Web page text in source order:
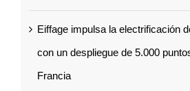
Eiffage impulsa la electrificación
con un despliegue de 5.000
Francia